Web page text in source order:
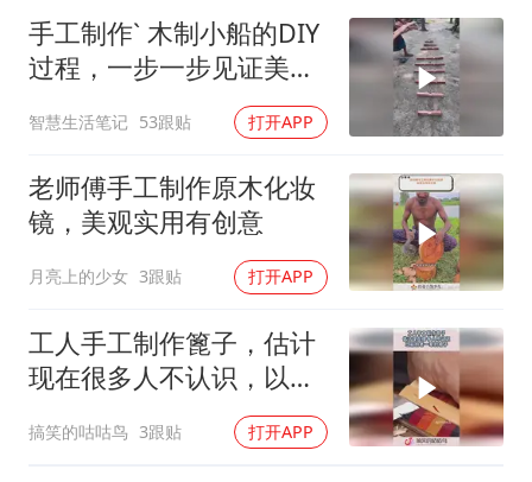
女子开一天一夜空调后二氧化碳中毒
奋进开新局 实干挑大梁
手工制作` 木制小船的DIY
过程，一步一步见证美
智慧生活笔记 53跟贴 打开APP
老师傅手工制作原木化妆
镜，美观实用有创意
月亮上的少女 3跟贴 打开APP
工人手工制作篦子，估计
现在很多人不认识，以前
搞笑的咕咕鸟 3跟贴 打开APP